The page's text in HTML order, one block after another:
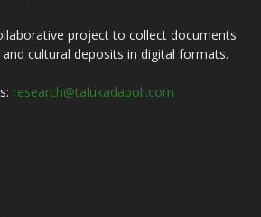
project to collect documents
cultural deposits in digital formats.
research@talukadapoli.com